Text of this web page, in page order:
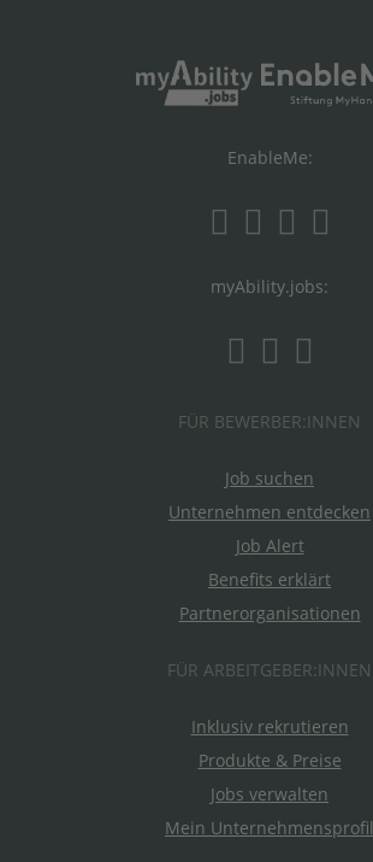
EnableMe:
myAbility.jobs:
FÜR BEWERBER:INNEN
Job suchen
Unternehmen entdecken
Job Alert
Benefits erklärt
Partnerorganisationen
FÜR ARBEITGEBER:INNEN
Inklusiv rekrutieren
Produkte & Preise
Jobs verwalten
Mein Unternehmensprofil